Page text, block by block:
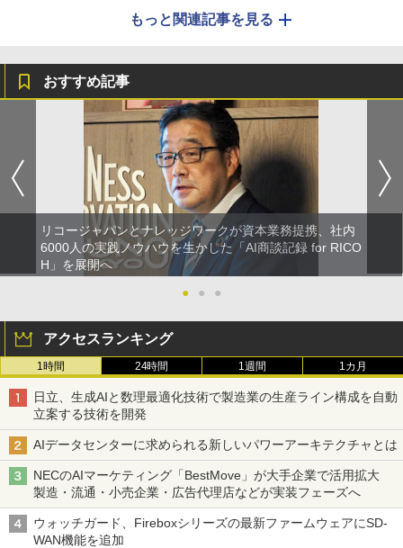
もっと関連記事を見る
おすすめ記事
リコージャパンとナレッジワークが資本業務提携、社内
6000人の実践ノウハウを生かした「AI商談記録 for RICO
H」を展開へ
●
● ●
アクセスランキング
1時間 24時間 1週間 1カ月
日立、生成AIと数理最適化技術で製造業の生産ライン構成を自動
立案する技術を開発
AIデータセンターに求められる新しいパワーアーキテクチャとは
NECのAIマーケティング「BestMove」が大手企業で活用拡大
製造・流通・小売企業・広告代理店などが実装フェーズへ
ウォッチガード、Fireboxシリーズの最新ファームウェアにSD-
WAN機能を追加